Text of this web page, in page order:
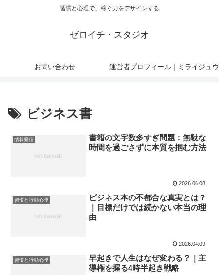
習慣と心理で、稼ぐ力をデザインする
ゼロイチ・スタジオ
お問い合わせ 運営者プロフィール｜ミライジュウ
ビジネス書
情報発信
書籍の文字数多すぎ問題：無駄な
時間を過ごさずに本質を掴む方法
2026.06.08
習慣と行動心理
ビジネス本の不都合な真実とは？
｜目標だけでは続かない本当の理
由
2026.04.09
習慣と行動心理
早起きで人生はなぜ変わる？｜主
導権を握る4時半起き戦略